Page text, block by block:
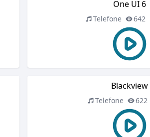
One UI 6
Telefone 642
Blackview
Telefone 622